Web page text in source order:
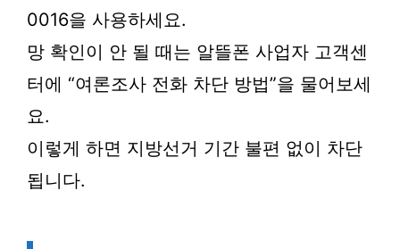
0016을 사용하세요.
망 확인이 안 될 때는 알뜰폰 사업자 고객센
터에 “여론조사 전화 차단 방법”을 물어보세
요.
이렇게 하면 지방선거 기간 불편 없이 차단
됩니다.